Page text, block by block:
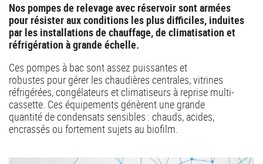
Nos pompes de relevage avec réservoir sont armées
pour résister aux conditions les plus difficiles, induites
par les installations de chauffage, de climatisation et
réfrigération à grande échelle.
Ces pompes à bac sont assez puissantes et
robustes pour gérer les chaudières centrales, vitrines
réfrigérées, congélateurs et climatiseurs à reprise multi-
cassette. Ces équipements génèrent une grande
quantité de condensats sensibles : chauds, acides,
encrassés ou fortement sujets au biofilm.